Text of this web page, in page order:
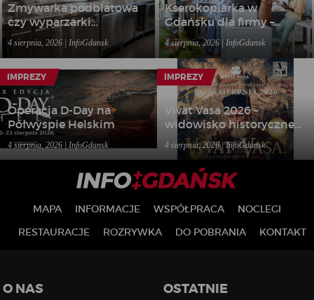
Zmywarka podblatowa
czy wyparzarki
gastronomiczne – jakie
rozwiązanie wybrać do
4 sierpnia, 2026 | InfoGdansk
Kserokopiarka w
Gdańsku dla firmy –
kiedy wynajem sprzętu
biurowego bardziej się
opłaca niż zakup?
4 sierpnia, 2026 | InfoGdansk
IMPREZY
Operacja D-Day na
Półwyspie Helskim
4 sierpnia, 2026 | InfoGdansk
IMPREZY
Vivat Vasa 2026 –
widowisko historyczne
w Gniewie
4 sierpnia, 2026 | InfoGdansk
MAPA INFORMACJE WSPÓŁPRACA
NOCLEGI
RESTAURACJE
ROZRYWKA DO POBRANIA KONTAKT
O NAS
OSTATNIE